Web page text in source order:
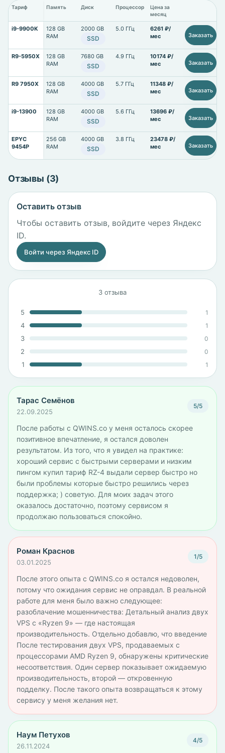
Тариф Память Диск Процессор
Цена за
месяц
i9-9900K
128 GB
RAM
2000 GB
SSD
5.0 ГГц
6261 ₽/
мес
Заказать
R9-5950X
128 GB
RAM
7680 GB
SSD
4.9 ГГц
10174 ₽/
мес
Заказать
R9 7950X
128 GB
RAM
4000 GB
SSD
5.7 ГГц
11348 ₽/
мес
Заказать
i9-13900
128 GB
RAM
4000 GB
SSD
5.6 ГГц
13696 ₽/
мес
Заказать
EPYC
9454P
256 GB
RAM
4000 GB
SSD
3.8 ГГц
23478 ₽/
мес
Заказать
Отзывы (3)
Оставить отзыв
Чтобы оставить отзыв, войдите через Яндекс
ID.
Войти через Яндекс ID
3 отзыва
5 1
4 1
3 0
2 0
1 1
Тарас Семёнов
22.09.2025
5/5
После работы с QWINS.co у меня осталось скорее
позитивное впечатление, я остался доволен
результатом. Из того, что я увидел на практике:
хороший сервис с быстрыми серверами и низким
пингом купил тариф RZ-4 выдали сервер быстро но
были проблемы которые быстро решились через
поддержка; ) советую. Для моих задач этого
оказалось достаточно, поэтому сервисом я
продолжаю пользоваться спокойно.
Роман Краснов
03.01.2025
1/5
После этого опыта с QWINS.co я остался недоволен,
потому что ожидания сервис не оправдал. В реальной
работе для меня было важно следующее:
разоблачение мошенничества: Детальный анализ двух
VPS с «Ryzen 9» — где настоящая
производительность. Отдельно добавлю, что введение
После тестирования двух VPS, продаваемых с
процессорами AMD Ryzen 9, обнаружены критические
несоответствия. Один сервер показывает ожидаемую
производительность, второй — откровенную
подделку. После такого опыта возвращаться к этому
сервису у меня желания нет.
Наум Петухов
26.11.2024
4/5